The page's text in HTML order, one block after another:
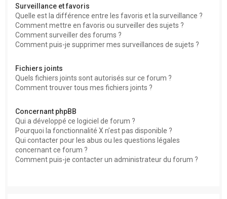
Surveillance et favoris
Quelle est la différence entre les favoris et la surveillance ?
Comment mettre en favoris ou surveiller des sujets ?
Comment surveiller des forums ?
Comment puis-je supprimer mes surveillances de sujets ?
Fichiers joints
Quels fichiers joints sont autorisés sur ce forum ?
Comment trouver tous mes fichiers joints ?
Concernant phpBB
Qui a développé ce logiciel de forum ?
Pourquoi la fonctionnalité X n’est pas disponible ?
Qui contacter pour les abus ou les questions légales
concernant ce forum ?
Comment puis-je contacter un administrateur du forum ?